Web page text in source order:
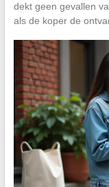
dekt geen gevallen
als de koper de